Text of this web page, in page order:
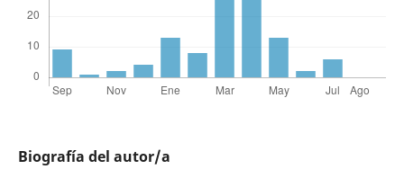
Biografía del autor/a